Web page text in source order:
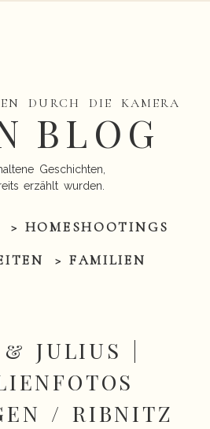
DURCH DIE KAMERA
BLOG
Geschichten,
erzählt wurden.
> HOMESHOOTINGS
> FAMILIEN
JULIUS |
/ RIBNITZ